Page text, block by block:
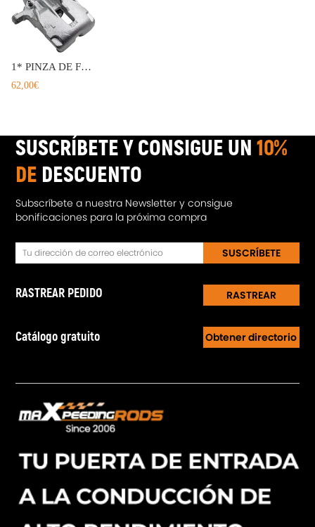
instrucción incluida)
1* PINZA DE FRENO TRASERA IZQUIERDA compatible para OPEL VAUXHALL VIVARO compatible para RENAULT TRAFFIC
62,00€
SUSCRÍBETE Y CONSIGUE UN10%
DE DESCUENTO
Subscríbete a nuestra Newsletter y consigue
bonificaciones para la próxima compra
SUSCRÍBETE
RASTREAR PEDIDO RASTREAR
Catálogo gratuito Obtener directorio